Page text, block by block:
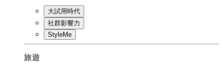
大試用時代
社群影響力
StyleMe
旅遊